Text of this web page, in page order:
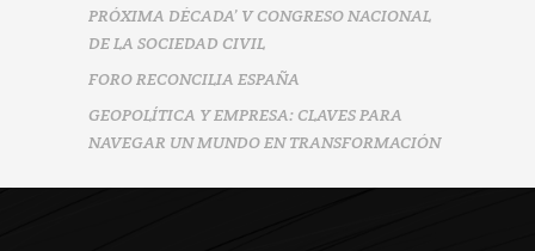
PRÓXIMA DÉCADA’ V CONGRESO NACIONAL
DE LA SOCIEDAD CIVIL
FORO RECONCILIA ESPAÑA
GEOPOLÍTICA Y EMPRESA: CLAVES PARA
NAVEGAR UN MUNDO EN TRANSFORMACIÓN